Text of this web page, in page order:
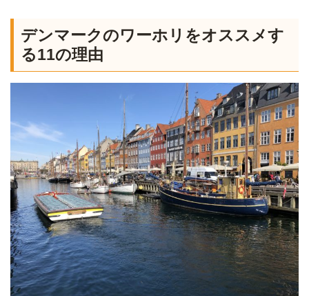
デンマークのワーホリをオススメす
る11の理由